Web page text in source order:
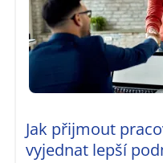
Jak přijmout
vyjednat lepší